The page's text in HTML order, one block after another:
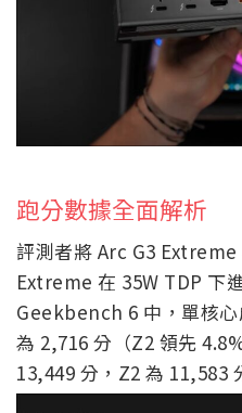
跑分數據全面解析
評測者將 Arc G3
Extreme 在 35W TDP 下
Geekbench 6 中，單核
為 2,716 分（Z2 領先
13,449 分，Z2 為 11,583